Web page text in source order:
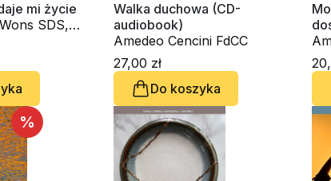
mi życie
SDS,
o.
Amedeo
Walka duchowa (CD-
audiobook)
Amedeo Cencini FdCC
27,00 zł
Do koszyka
%